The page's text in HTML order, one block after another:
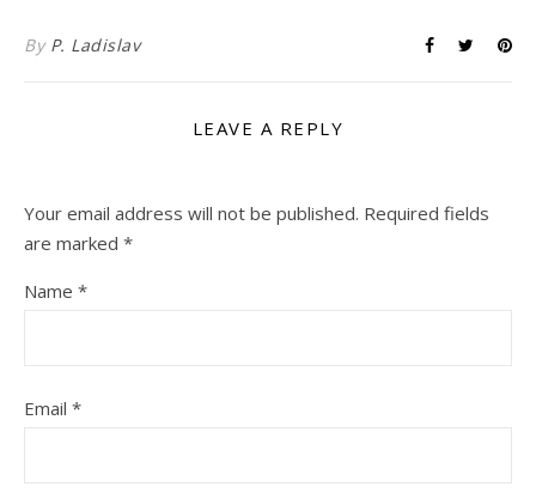
By P. Ladislav
LEAVE A REPLY
Your email address will not be published. Required fields
are marked *
Name *
Email *